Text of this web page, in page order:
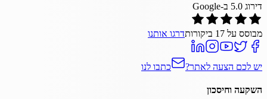
דירוג 5.0 ב-Google
מבוסס על 17 ביקורותדרגו אותנו
יש לכם הצעה לאתר? כתבו לנו
השקעה וחיסכון